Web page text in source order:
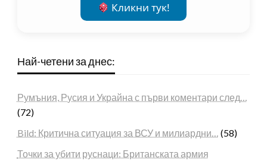
Кликни тук!
Най-четени за днес:
Румъния, Русия и Украйна с първи коментари след…
(72)
Bild: Критична ситуация за ВСУ и милиардни… (58)
Точки за убити руснаци: Британската армия